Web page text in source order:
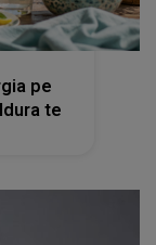
pe
te